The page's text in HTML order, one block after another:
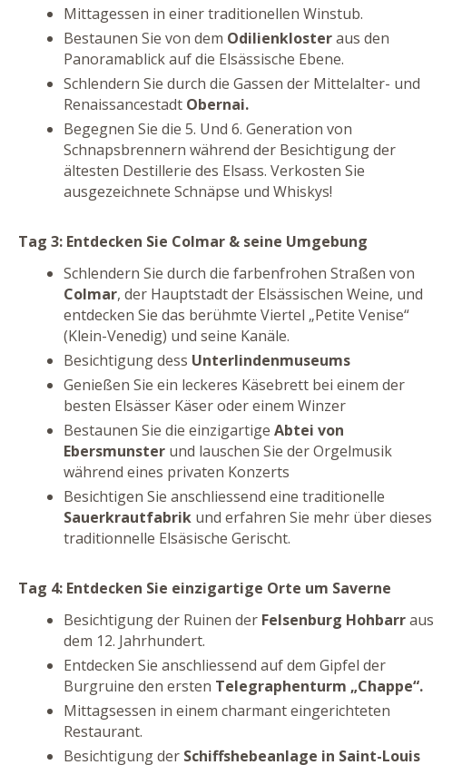
Mittagessen in einer traditionellen Winstub.
Bestaunen Sie von dem Odilienklosteraus den
Panoramablick auf die Elsässische Ebene.
Schlendern Sie durch die Gassen der Mittelalter- und
Renaissancestadt Obernai.
Begegnen Sie die 5. Und 6. Generation von
Schnapsbrennern während der Besichtigung der
ältesten Destillerie des Elsass. Verkosten Sie
ausgezeichnete Schnäpse und Whiskys!
Tag 3: Entdecken Sie Colmar & seine Umgebung
Schlendern Sie durch die farbenfrohen Straßen von
Colmar, der Hauptstadt der Elsässischen Weine, und
entdecken Sie das berühmte Viertel „Petite Venise“
(Klein-Venedig) und seine Kanäle.
Besichtigung dess Unterlindenmuseums
Genießen Sie ein leckeres Käsebrett bei einem der
besten Elsässer Käser oder einem Winzer
Bestaunen Sie die einzigartige Abtei von
Ebersmunster und lauschen Sie der Orgelmusik
während eines privaten Konzerts
Besichtigen Sie anschliessend eine traditionelle
Sauerkrautfabrik und erfahren Sie mehr über dieses
traditionnelle Elsäsische Gerischt.
Tag 4: Entdecken Sie einzigartige Orte um Saverne
Besichtigung der Ruinen der Felsenburg Hohbarraus
dem 12. Jahrhundert.
Entdecken Sie anschliessend auf dem Gipfel der
Burgruine den ersten Telegraphenturm „Chappe“.
Mittagsessen in einem charmant eingerichteten
Restaurant.
Besichtigung der Schiffshebeanlage in Saint-Louis